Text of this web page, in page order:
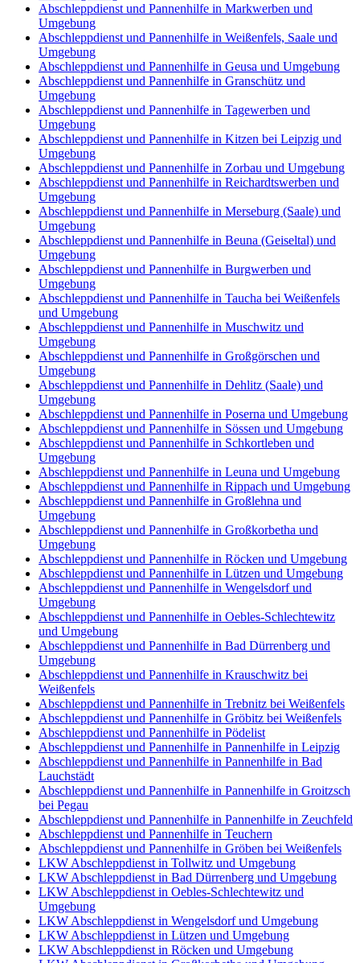
Abschleppdienst und Pannenhilfe in Markwerben und
Umgebung
Abschleppdienst und Pannenhilfe in Weißenfels, Saale und
Umgebung
Abschleppdienst und Pannenhilfe in Geusa und Umgebung
Abschleppdienst und Pannenhilfe in Granschütz und
Umgebung
Abschleppdienst und Pannenhilfe in Tagewerben und
Umgebung
Abschleppdienst und Pannenhilfe in Kitzen bei Leipzig und
Umgebung
Abschleppdienst und Pannenhilfe in Zorbau und Umgebung
Abschleppdienst und Pannenhilfe in Reichardtswerben und
Umgebung
Abschleppdienst und Pannenhilfe in Merseburg (Saale) und
Umgebung
Abschleppdienst und Pannenhilfe in Beuna (Geiseltal) und
Umgebung
Abschleppdienst und Pannenhilfe in Burgwerben und
Umgebung
Abschleppdienst und Pannenhilfe in Taucha bei Weißenfels
und Umgebung
Abschleppdienst und Pannenhilfe in Muschwitz und
Umgebung
Abschleppdienst und Pannenhilfe in Großgörschen und
Umgebung
Abschleppdienst und Pannenhilfe in Dehlitz (Saale) und
Umgebung
Abschleppdienst und Pannenhilfe in Poserna und Umgebung
Abschleppdienst und Pannenhilfe in Sössen und Umgebung
Abschleppdienst und Pannenhilfe in Schkortleben und
Umgebung
Abschleppdienst und Pannenhilfe in Leuna und Umgebung
Abschleppdienst und Pannenhilfe in Rippach und Umgebung
Abschleppdienst und Pannenhilfe in Großlehna und
Umgebung
Abschleppdienst und Pannenhilfe in Großkorbetha und
Umgebung
Abschleppdienst und Pannenhilfe in Röcken und Umgebung
Abschleppdienst und Pannenhilfe in Lützen und Umgebung
Abschleppdienst und Pannenhilfe in Wengelsdorf und
Umgebung
Abschleppdienst und Pannenhilfe in Oebles-Schlechtewitz
und Umgebung
Abschleppdienst und Pannenhilfe in Bad Dürrenberg und
Umgebung
Abschleppdienst und Pannenhilfe in Krauschwitz bei
Weißenfels
Abschleppdienst und Pannenhilfe in Trebnitz bei Weißenfels
Abschleppdienst und Pannenhilfe in Gröbitz bei Weißenfels
Abschleppdienst und Pannenhilfe in Pödelist
Abschleppdienst und Pannenhilfe in Pannenhilfe in Leipzig
Abschleppdienst und Pannenhilfe in Pannenhilfe in Bad
Lauchstädt
Abschleppdienst und Pannenhilfe in Pannenhilfe in Groitzsch
bei Pegau
Abschleppdienst und Pannenhilfe in Pannenhilfe in Zeuchfeld
Abschleppdienst und Pannenhilfe in Teuchern
Abschleppdienst und Pannenhilfe in Gröben bei Weißenfels
LKW Abschleppdienst in Tollwitz und Umgebung
LKW Abschleppdienst in Bad Dürrenberg und Umgebung
LKW Abschleppdienst in Oebles-Schlechtewitz und
Umgebung
LKW Abschleppdienst in Wengelsdorf und Umgebung
LKW Abschleppdienst in Lützen und Umgebung
LKW Abschleppdienst in Röcken und Umgebung